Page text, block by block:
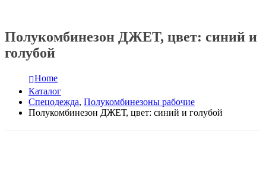
Полукомбинезон ДЖЕТ, цвет: синий и
голубой
Home
Каталог
Спецодежда, Полукомбинезоны рабочие
Полукомбинезон ДЖЕТ, цвет: синий и голубой